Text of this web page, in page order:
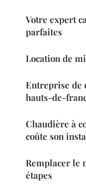
Votre expert
parfaites
Location de
Entreprise de
hauts-de-
Chaudière à
coûte son
Remplacer le
étapes